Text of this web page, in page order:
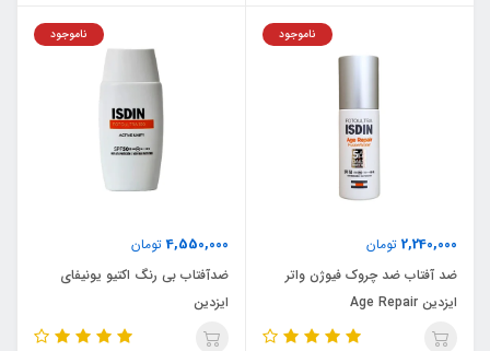
2,240,000 تومان
ناموجود
ضد آفتاب ضد چروک فیوژن واتر
ایزدین Age Repair
4,550,000تومان
ناموجود
ضدآفتاب بی رنگ اکتیو یونیفای
ایزدین